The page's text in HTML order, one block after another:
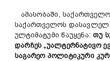
ამასობაში,
საქართველოს დასავლელ
ულტიმატუმი წაუყენა:თუ
დარჩეს „უალტერნატივო
საგარეო პოლიტიკური